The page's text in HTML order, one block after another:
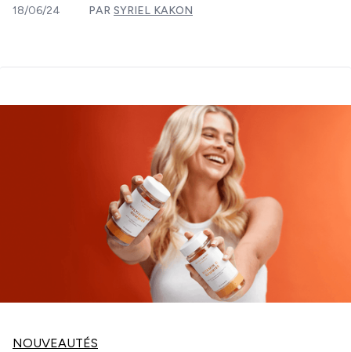
18/06/24 PAR SYRIEL KAKON
NOUVEAUTÉS